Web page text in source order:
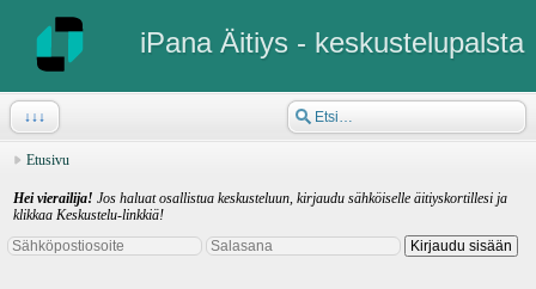
iPana Äitiys - keskustelupalsta
↓↓↓
Etusivu
Hei vierailija! Jos haluat osallistua keskusteluun, kirjaudu sähköiselle äitiyskortillesi ja
klikkaa Keskustelu-linkkiä!